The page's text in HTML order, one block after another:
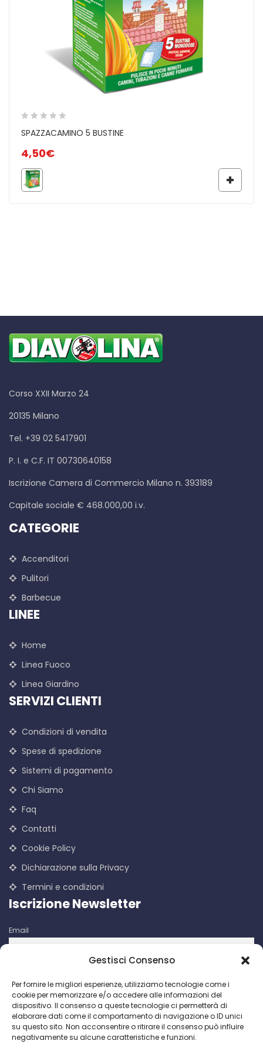
Gestisci Consenso
Per fornire le migliori esperienze, utilizziamo tecnologie come i
cookie per memorizzare e/o accedere alle informazioni del
dispositivo. Il consenso a queste tecnologie ci permetterà di
elaborare dati come il comportamento di navigazione o ID unici
su questo sito. Non acconsentire o ritirare il consenso può influire
negativamente su alcune caratteristiche e funzioni.
Per maggiori informazioni consulta la scheda prodotto:
Promo Pellet! 1 sacco di Pellet OMAGGIO con
Tecnospazzola e 3 sa (251,24 KB)
SPAZZACAMINO 5 BUSTINE
4,50€
Corso XXII Marzo 24
20135 Milano
Tel. +39 02 5417901
P. I. e C.F. IT 00730640158
Iscrizione Camera di Commercio Milano n. 393189
Capitale sociale € 468.000,00 i.v.
CATEGORIE
Accenditori
Pulitori
Barbecue
LINEE
Home
Linea Fuoco
Linea Giardino
SERVIZI CLIENTI
Condizioni di vendita
Spese di spedizione
Sistemi di pagamento
Chi Siamo
Faq
Contatti
Cookie Policy
Dichiarazione sulla Privacy
Termini e condizioni
Iscrizione Newsletter
Email
raccolti verranno utilizzati per attività di comunicazioni
promozionali da parte di Facco Giuseppe & C. S.p.a.